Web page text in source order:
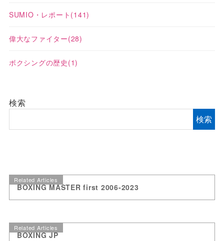
SUMIO・レポート (141)
偉大なファイター(28)
ボクシングの歴史 (1)
検索
検索
Related Articles
BOXING MASTER first 2006-2023
Related Articles
BOXING JP